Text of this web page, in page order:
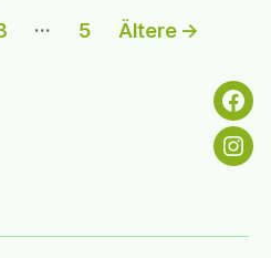
… 5 Ältere →